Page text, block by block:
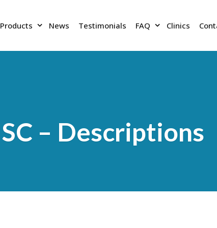
Products News Testimonials FAQ Clinics
SC – Descriptions